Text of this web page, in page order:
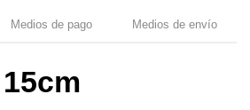
Medios de pago Medios de envío